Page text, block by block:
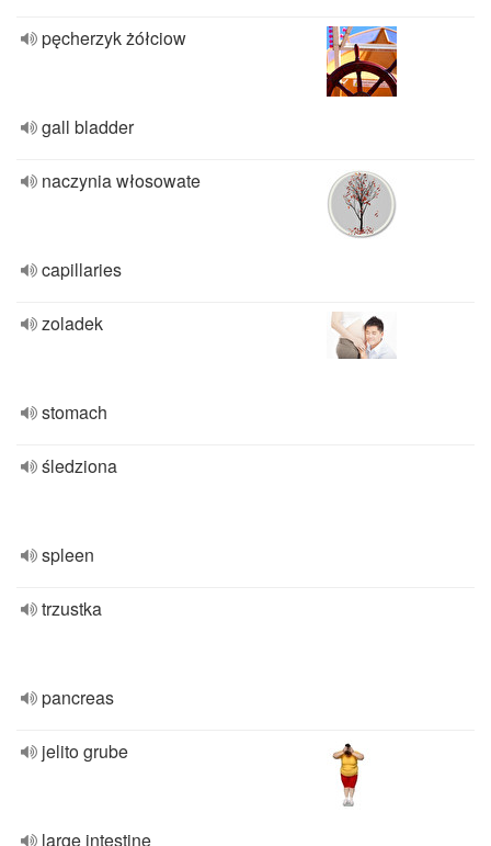
pęcherzyk żółciow
gall bladder
naczynia włosowate
capillaries
zoladek
stomach
śledziona
spleen
trzustka
pancreas
jelito grube
large intestine